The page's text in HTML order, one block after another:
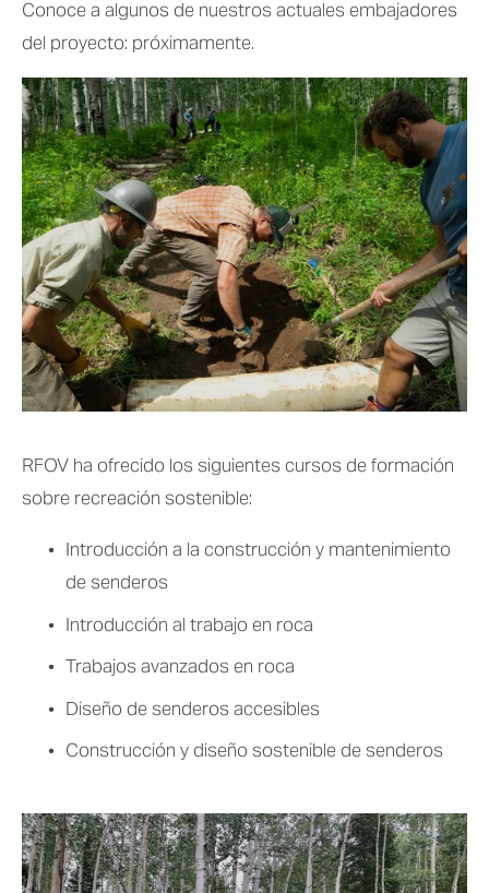
Conoce a algunos de nuestros actuales embajadores
del proyecto: próximamente.
RFOV ha ofrecido los siguientes cursos de formación
sobre recreación sostenible:
Introducción a la construcción y mantenimiento
de senderos
Introducción al trabajo en roca
Trabajos avanzados en roca
Diseño de senderos accesibles
Construcción y diseño sostenible de senderos